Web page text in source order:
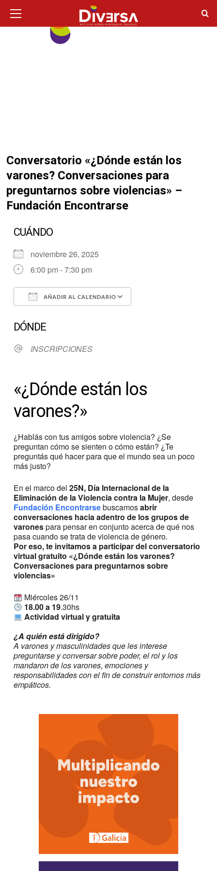
contenido
principal
Conversatorio «¿Dónde están los
varones? Conversaciones para
preguntarnos sobre violencias» –
Fundación Encontrarse
CUÁNDO
noviembre 26, 2025
6:00 pm - 7:30 pm
AÑADIR AL CALENDARIO
DÓNDE
INSCRIPCIONES
«¿Dónde están los
varones?»
¿Hablás con tus amigos sobre violencia? ¿Se
preguntan cómo se sienten o cómo están? ¿Te
preguntás qué hacer para que el mundo sea un poco
más justo?
En el marco del 25N, Día Internacional de la
Eliminación de la Violencia contra la Mujer, desde
Fundación Encontrarsebuscamosabrir
conversaciones hacia adentro de los grupos de
varonespara pensar en conjunto acerca de qué nos
pasa cuando se trata de violencia de género.
Por eso, te invitamos a participar del conversatorio
virtual gratuito «¿Dónde están los varones?
Conversaciones para preguntarnos sobre
violencias»
Miércoles 26/11
18.00 a 19.30hs
Actividad virtual y gratuita
¿A quién está dirigido?
A varones y masculinidades que les interese
preguntarse y conversar sobre poder, el rol y los
mandaron de los varones, emociones y
responsabilidades con el fin de construir entornos más
empáticos.